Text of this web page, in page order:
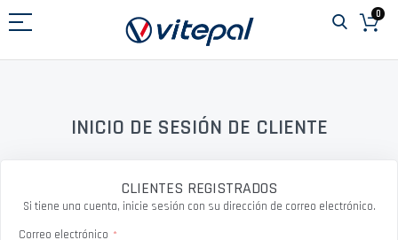
al
0
INICIO DE SESIÓN DE CLIENTE
CLIENTES REGISTRADOS
Si tiene una cuenta, inicie sesión con su dirección de correo electrónico.
Correo electrónico